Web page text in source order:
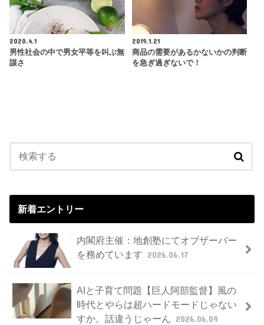
2020.4.1
男性社会の中で男女平等を叫ぶ無
謀さ
2019.1.21
商品の需要があるかないかの判断
を急ぎ過ぎないで！
新着エントリー
内閣府主催：地創塾にてオブザーバー
を務めています 2026.06.17
AIと子育て問題【巨人阿部監督】風の
時代とやらは超ハードモードじゃない
すか。話違うじゃーん 2026.06.09